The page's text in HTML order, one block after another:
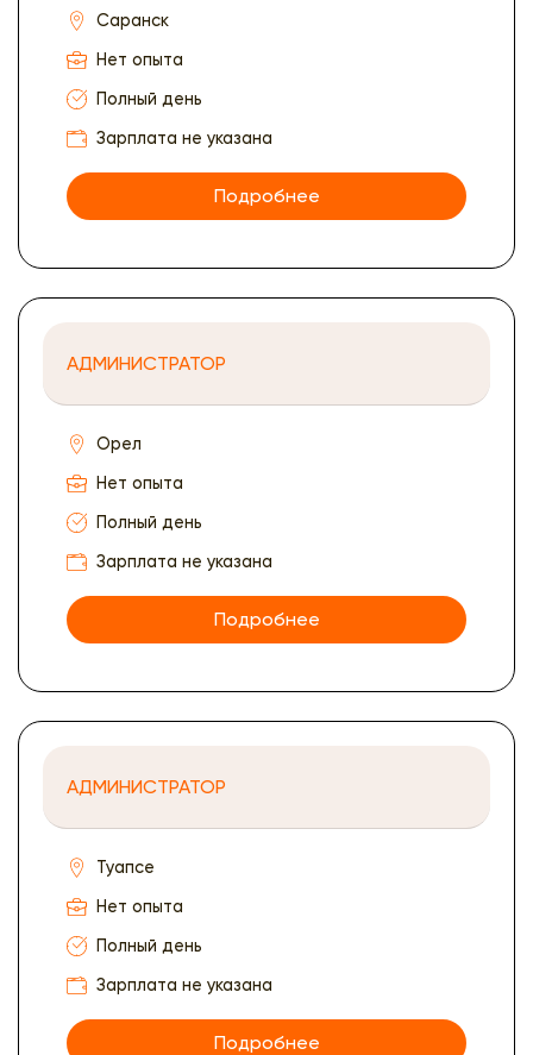
Саранск
Нет опыта
Полный день
Зарплата не указана
Подробнее
АДМИНИСТРАТОР
Орел
Нет опыта
Полный день
Зарплата не указана
Подробнее
АДМИНИСТРАТОР
Туапсе
Нет опыта
Полный день
Зарплата не указана
Подробнее